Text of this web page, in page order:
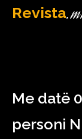
Revista
Me datë
personi